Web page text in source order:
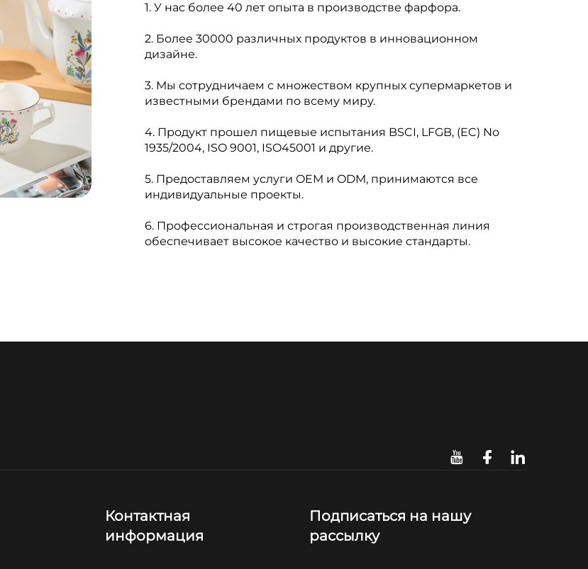
1. У нас более 40 лет опыта в производстве фарфора.
2. Более 30000 различных продуктов в инновационном
дизайне.
3. Мы сотрудничаем с множеством крупных супермаркетов и
известными брендами по всему миру.
4. Продукт прошел пищевые испытания BSCI, LFGB, (EC) No
1935/2004, ISO 9001, ISO45001 и другие.
5. Предоставляем услуги OEM и ODM, принимаются все
индивидуальные проекты.
6. Профессиональная и строгая производственная линия
обеспечивает высокое качество и высокие стандарты.
Контактная
информация
Подписаться на нашу
рассылку